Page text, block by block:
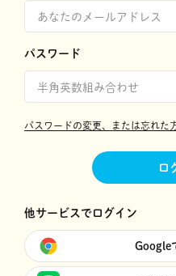
パスワード
パスワードの変更、または忘れた
ロ
他サービスでログイン
Google